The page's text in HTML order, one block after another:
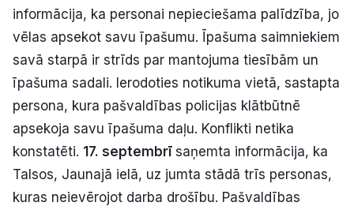
informācija, ka personai nepieciešama palīdzība, jo
vēlas apsekot savu īpašumu. Īpašuma saimniekiem
savā starpā ir strīds par mantojuma tiesībām un
īpašuma sadali. Ierodoties notikuma vietā, sastapta
persona, kura pašvaldības policijas klātbūtnē
apsekoja savu īpašuma daļu. Konflikti netika
konstatēti. 17. septembrī saņemta informācija, ka
Talsos, Jaunajā ielā, uz jumta stādā trīs personas,
kuras neievērojot darba drošību. Pašvaldības